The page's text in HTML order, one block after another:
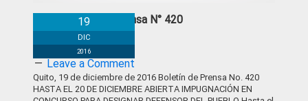
Boletín de Prensa N° 420
19
DIC
2016
Leave a Comment
Quito, 19 de diciembre de 2016 Boletín de Prensa No. 420
HASTA EL 20 DE DICIEMBRE ABIERTA IMPUGNACIÓN EN